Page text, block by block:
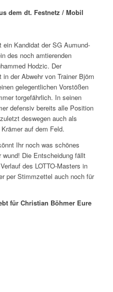
dem dt. Festnetz / Mobil
Kandidat der SG Aumund-
des noch amtierenden
Hodzic. Der
der Abwehr von Trainer Björn
gelegentlichen Vorstößen
torgefährlich. In seinen
defensiv bereits alle Position
deswegen auch als
auf dem Feld.
Ihr noch was schönes
Die Entscheidung fällt
des LOTTO-Masters in
per Stimmzettel auch noch für
für Christian Böhmer Eure